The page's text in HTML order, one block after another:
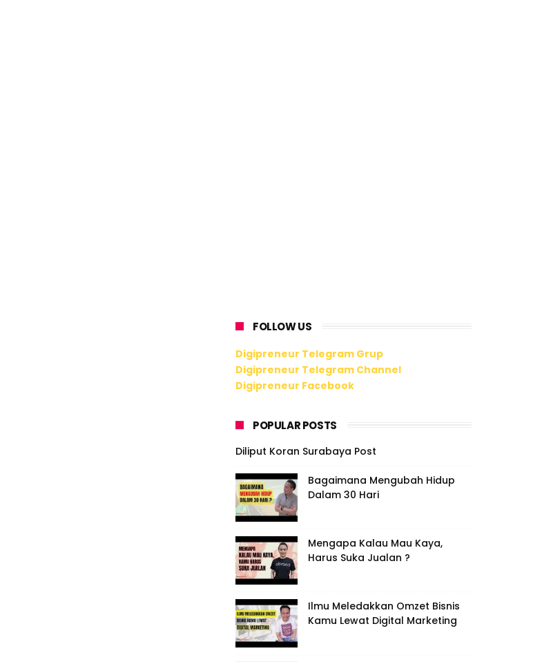
FOLLOW US
Digipreneur Telegram Grup
Digipreneur Telegram Channel
Digipreneur Facebook
POPULAR POSTS
Diliput Koran Surabaya Post
Bagaimana Mengubah Hidup
Dalam 30 Hari
Mengapa Kalau Mau Kaya,
Harus Suka Jualan ?
Ilmu Meledakkan Omzet Bisnis
Kamu Lewat Digital Marketing